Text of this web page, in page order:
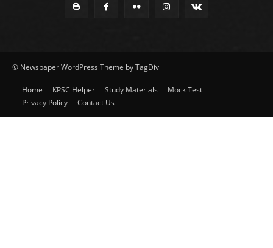
© Newspaper WordPress Theme by TagDiv
Home KPSC Helper Study Materials
Mock Test
Privacy Policy
Contact Us